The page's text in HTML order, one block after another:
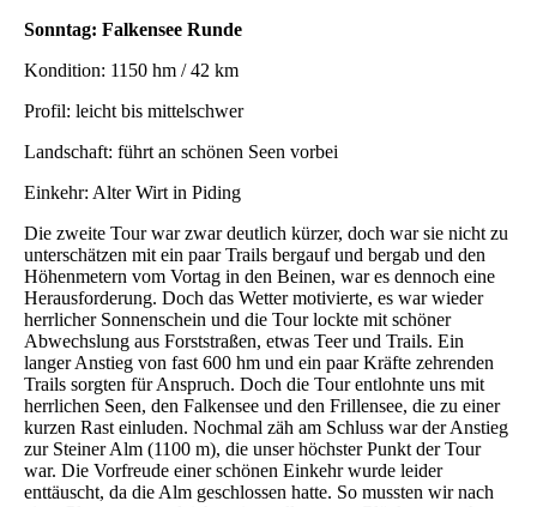
Sonntag: Falkensee Runde
Kondition: 1150 hm / 42 km
Profil: leicht bis mittelschwer
Landschaft: führt an schönen Seen vorbei
Einkehr: Alter Wirt in Piding
Die zweite Tour war zwar deutlich kürzer, doch war sie nicht zu
unterschätzen mit ein paar Trails bergauf und bergab und den
Höhenmetern vom Vortag in den Beinen, war es dennoch eine
Herausforderung. Doch das Wetter motivierte, es war wieder
herrlicher Sonnenschein und die Tour lockte mit schöner
Abwechslung aus Forststraßen, etwas Teer und Trails. Ein
langer Anstieg von fast 600 hm und ein paar Kräfte zehrenden
Trails sorgten für Anspruch. Doch die Tour entlohnte uns mit
herrlichen Seen, den Falkensee und den Frillensee, die zu einer
kurzen Rast einluden. Nochmal zäh am Schluss war der Anstieg
zur Steiner Alm (1100 m), die unser höchster Punkt der Tour
war. Die Vorfreude einer schönen Einkehr wurde leider
enttäuscht, da die Alm geschlossen hatte. So mussten wir nach